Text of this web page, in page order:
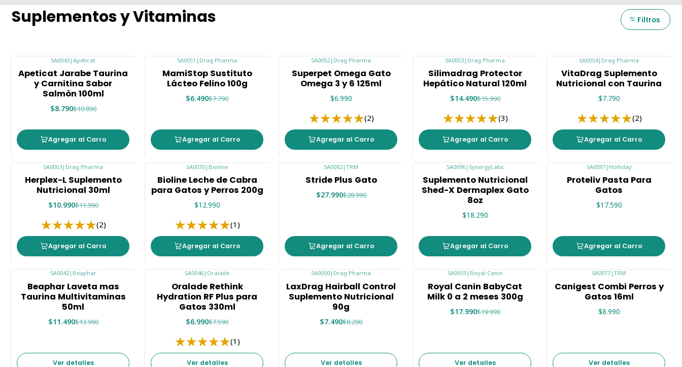
Suplementos y Vitaminas Filtros
SA0043 | Apeticat
Apeticat Jarabe Taurina
y Carnitina Sabor
Salmón 100ml
$8.790$10.890
Agregar al Carro
SA0051 | Drag Pharma
MamiStop Sustituto
Lácteo Felino 100g
$6.490$7.790
Agregar al Carro
SA0052 | Drag Pharma
Superpet Omega Gato
Omega 3 y 6 125ml
$6.990
(2)
Agregar al Carro
SA0053 | Drag Pharma
Silimadrag Protector
Hepático Natural 120ml
$14.490$15.990
(3)
Agregar al Carro
SA0054| Drag Pharma
VitaDrag Suplemento
Nutricional con Taurina
$7.790
(2)
Agregar al Carro
SA0063 | Drag Pharma
Herplex-L Suplemento
Nutricional 30ml
$10.990$11.990
(2)
Agregar al Carro
SA0076 | Bioline
Bioline Leche de Cabra
para Gatos y Perros 200g
$12.990
(1)
Agregar al Carro
SA0082 | TRM
Stride Plus Gato
$27.990$28.990
Agregar al Carro
SA0096 | SynergyLabs
Suplemento Nutricional
Shed-X Dermaplex Gato
8oz
$18.290
Agregar al Carro
SA0097| Holliday
Proteliv Pasta Para
Gatos
$17.590
Agregar al Carro
Agotado
SA0042| Beaphar
Beaphar Laveta mas
Taurina Multivitaminas
50ml
$11.490$13.990
Ver detalles
Agotado
SA0046 | Oralade
Oralade Rethink
Hydration RF Plus para
Gatos 330ml
$6.990$7.590
(1)
Ver detalles
Agotado
SA0050 | Drag Pharma
LaxDrag Hairball Control
Suplemento Nutricional
90g
$7.490$8.290
Ver detalles
Agotado
SA0055| Royal Canin
Royal Canin BabyCat
Milk 0 a 2 meses 300g
$17.990$19.990
Ver detalles
SA0077 | TRM
Canigest Combi Perros y
Gatos 16ml
$8.990
Ver detalles